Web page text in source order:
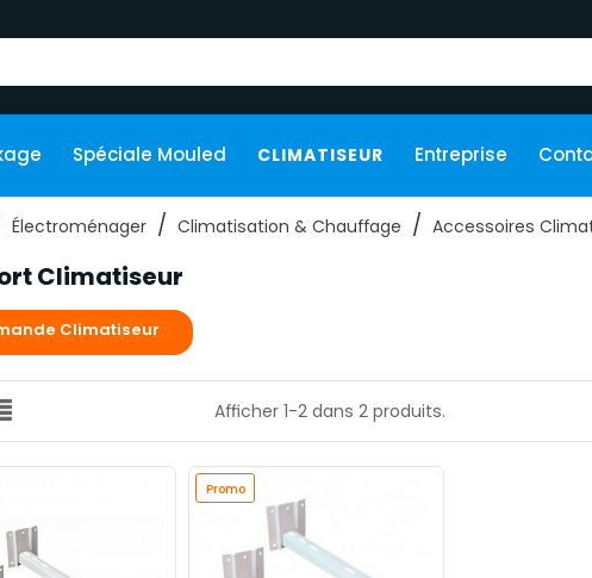
Spéciale Mouled CLIMATISEUR Entreprise
Électroménager Climatisation & Chauffage Accessoires
Climatiseur
Climatiseur
Afficher 1-2 dans 2 produits.
Promo